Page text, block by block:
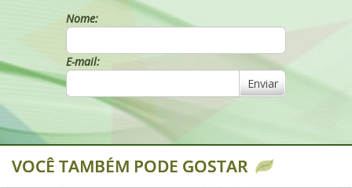
Nome:
E-mail:
Enviar
VOCÊ TAMBÉM PODE GOSTAR